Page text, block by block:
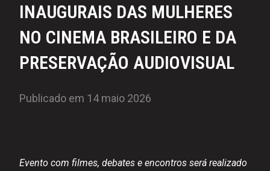
INAUGURAIS DAS MULHERES
NO CINEMA BRASILEIRO E DA
PRESERVAÇÃO AUDIOVISUAL
Publicado em 14 maio 2026
Evento com filmes, debates e encontros será realizado